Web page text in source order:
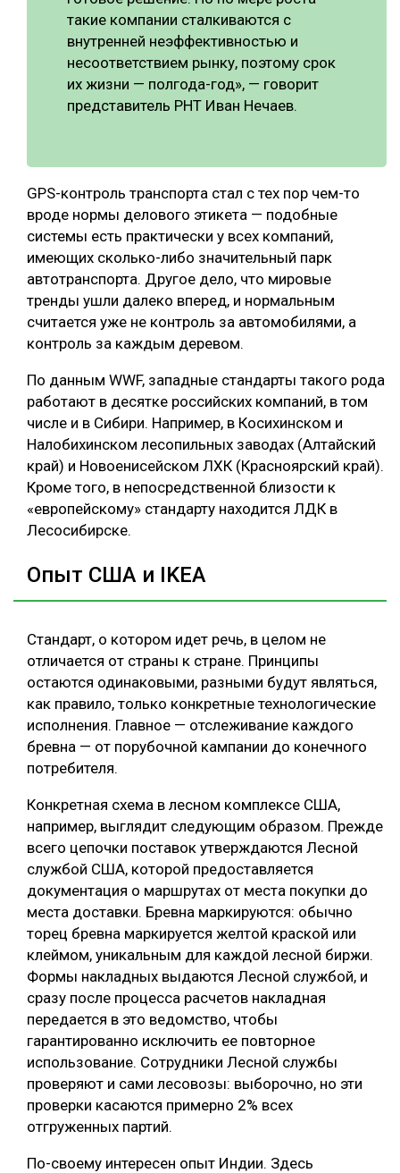
такие компании сталкиваются с
внутренней неэффективностью и
несоответствием рынку, поэтому срок
их жизни — полгода-год», — говорит
представитель РНТ Иван Нечаев.
GPS-контроль транспорта стал с тех пор чем-то
вроде нормы делового этикета — подобные
системы есть практически у всех компаний,
имеющих сколько-либо значительный парк
автотранспорта. Другое дело, что мировые
тренды ушли далеко вперед, и нормальным
считается уже не контроль за автомобилями, а
контроль за каждым деревом.
По данным WWF, западные стандарты такого рода
работают в десятке российских компаний, в том
числе и в Сибири. Например, в Косихинском и
Налобихинском лесопильных заводах (Алтайский
край) и Новоенисейском ЛХК (Красноярский край).
Кроме того, в непосредственной близости к
«европейскому» стандарту находится ЛДК в
Лесосибирске.
Опыт США и IKEA
Стандарт, о котором идет речь, в целом не
отличается от страны к стране. Принципы
остаются одинаковыми, разными будут являться,
как правило, только конкретные технологические
исполнения. Главное — отслеживание каждого
бревна — от порубочной кампании до конечного
потребителя.
Конкретная схема в лесном комплексе США,
например, выглядит следующим образом. Прежде
всего цепочки поставок утверждаются Лесной
службой США, которой предоставляется
документация о маршрутах от места покупки до
места доставки. Бревна маркируются: обычно
торец бревна маркируется желтой краской или
клеймом, уникальным для каждой лесной биржи.
Формы накладных выдаются Лесной службой, и
сразу после процесса расчетов накладная
передается в это ведомство, чтобы
гарантированно исключить ее повторное
использование. Сотрудники Лесной службы
проверяют и сами лесовозы: выборочно, но эти
проверки касаются примерно 2% всех
отгруженных партий.
По-своему интересен опыт Индии. Здесь